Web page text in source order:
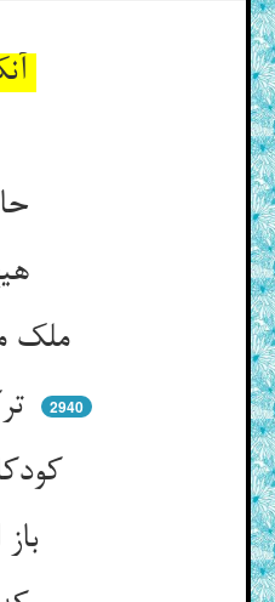
ملک ملک اوست فرمان آن او ** کمترین سگ بر در آن شیطان او
ترکمان را گر سگی باشد به در ** بر درش بنهاده باشد رو و سر
2940
کودکان خانه دمش می‌کشند ** باشد اندر دست طفلان خوارمند
باز اگر بیگانه‌ای معبر کند ** حمله بر وی هم‌چو شیر نر کند